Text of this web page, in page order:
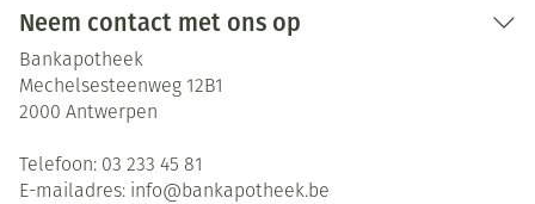
Neem contact met ons op
Bankapotheek
Mechelsesteenweg 12B1
2000 Antwerpen
Telefoon: 03 233 45 81
E-mailadres: info@bankapotheek.be